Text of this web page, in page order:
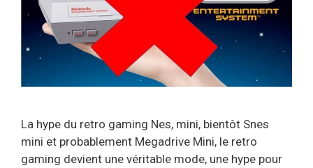
La hype du retro gaming Nes, mini, bientôt Snes
mini et probablement Megadrive Mini, le retro
gaming devient une véritable mode, une hype pour